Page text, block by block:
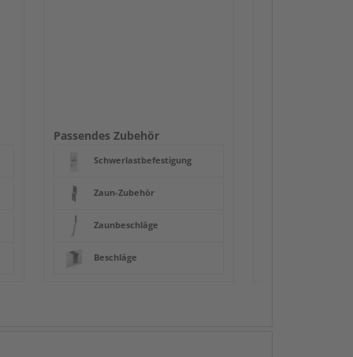
Passendes Zubehör
Schwerlastbefestigung
Zaun-Zubehör
Zaunbeschläge
Beschläge